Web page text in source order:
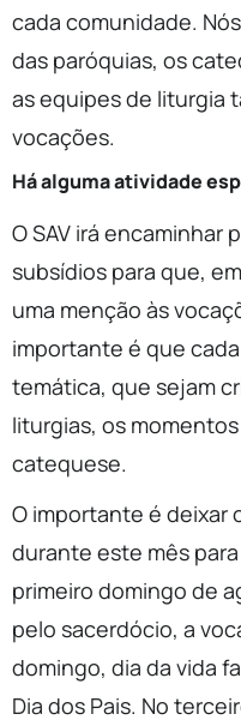
cada comunidade.
das paróquias, os
as equipes de liturgia
vocações.
Há alguma atividade
O SAV irá encaminhar
subsídios para que,
uma menção às
importante é que
temática, que sejam
liturgias, os
catequese.
O importante é deixar
durante este mês
primeiro domingo de
pelo sacerdócio, a
domingo, dia da vida
Dia dos Pais. No